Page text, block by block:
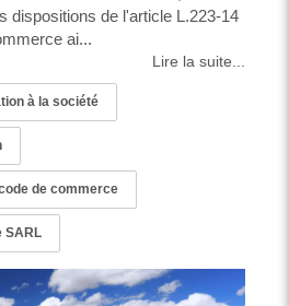
dispositions de l'article L.223-14
ai...
Lire la suite...
à la société
de commerce
SARL